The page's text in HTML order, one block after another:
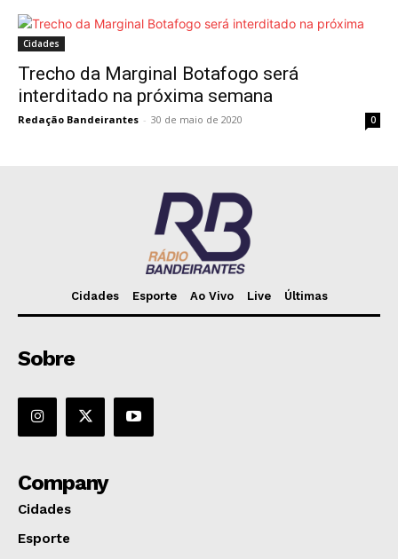
Cidades
Trecho da Marginal Botafogo será
interditado na próxima semana
Redação Bandeirantes - 30 de maio de 2020 0
Cidades Esporte Ao Vivo Live Últimas
Sobre
Company
Cidades
Esporte